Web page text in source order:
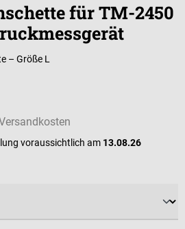
für TM-2450
– Größe L
voraussichtlich am 13.08.26